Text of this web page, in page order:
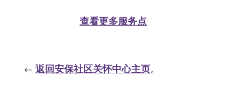
查看更多服务点
← 返回安保社区关怀中心主页。